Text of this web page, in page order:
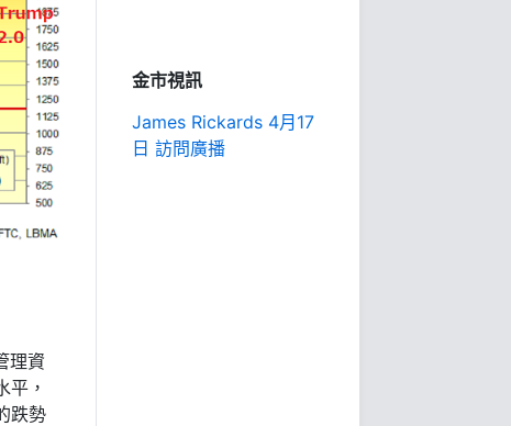
理資
平，
跌勢
金市視訊
James Rickards 4月17
日 訪問廣播